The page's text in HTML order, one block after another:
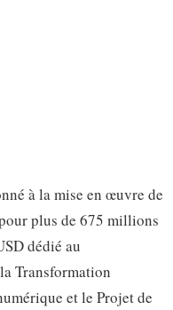
à la mise en œuvre de
plus de 675 millions
dédié au
Transformation
et le Projet de